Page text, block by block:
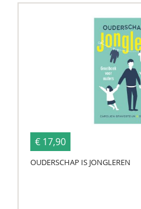
€ 17,90
OUDERSCHAP IS JONGLEREN